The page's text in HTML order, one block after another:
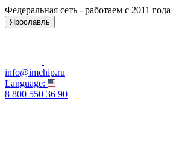
Федеральная сеть - работаем с 2011 года
Ярославль
info@imchip.ru
Language:
8 800 550 36 90